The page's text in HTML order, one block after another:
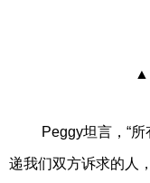
▲
Peggy坦言，“
递我们双方诉求的人